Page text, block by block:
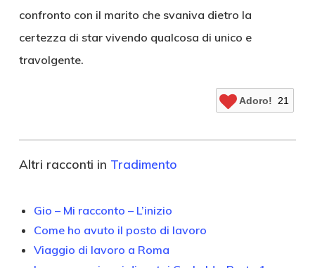
confronto con il marito che svaniva dietro la
certezza di star vivendo qualcosa di unico e
travolgente.
Adoro! 21
Altri racconti in Tradimento
Gio – Mi racconto – L’inizio
Come ho avuto il posto di lavoro
Viaggio di lavoro a Roma